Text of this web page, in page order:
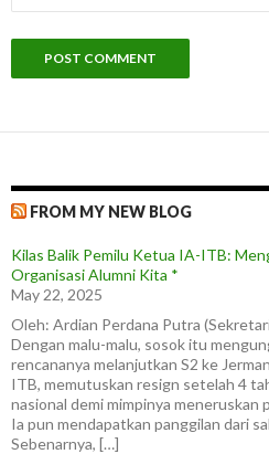
FROM MY NEW BLOG
Kilas Balik Pemilu Ketua IA-ITB:
Organisasi Alumni Kita *
May 22, 2025
Oleh: Ardian Perdana Putra
Dengan malu-malu, sosok itu
rencananya melanjutkan S2 ke
ITB, memutuskan resign setelah 4
nasional demi mimpinya meneruskan
Ia pun mendapatkan panggilan dari
Sebenarnya, […]